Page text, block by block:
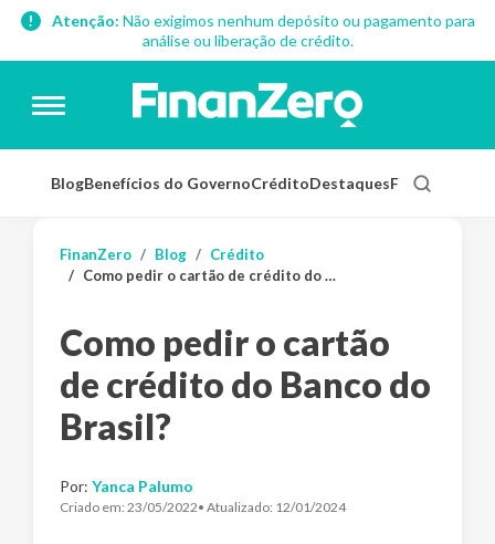
Atenção: Não exigimos nenhum depósito ou pagamento para
análise ou liberação de crédito.
BlogBenefícios do GovernoCréditoDestaquesFinanças
FinanZero Blog
Crédito
Como pedir o cartão de crédito do Banco do Brasil?
Como pedir o cartão
de crédito do Banco do
Brasil?
Por: Yanca Palumo
Criado em: 23/05/2022• Atualizado: 12/01/2024